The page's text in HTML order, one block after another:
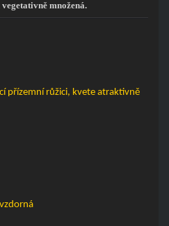
množená.
přízemní růžici, kvete atraktivně